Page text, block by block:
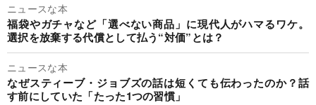
ニュースな本
福袋やガチャなど「選べない商品」に現代人がハマるワケ。
選択を放棄する代償として払う“対価”とは？
ニュースな本
なぜスティーブ・ジョブズの話は短くても伝わったのか？話
す前にしていた「たった1つの習慣」